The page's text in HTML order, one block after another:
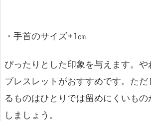
・手首のサイズ+1㎝
ぴったりとした印象を与えます。
ブレスレットがおすすめです。ただ
るものはひとりでは留めにくいも
しましょう。